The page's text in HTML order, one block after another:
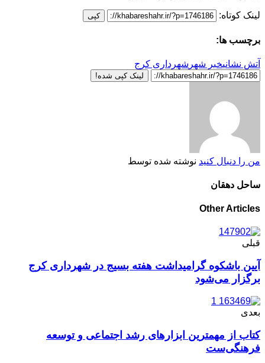
لینک کوتاه: کپی
برچسب ها:
آتش نشانیخبر شهر شهرداری کرج
لینک کپی شده!
من را دنبال کنید نوشته شده توسط
ساحل دهقان
Other Articles
قبلی
آیین باشکوه گرامیداشت هفته بسیج در شهرداری کرج
برگزار می‌شود
بعدی
کتاب از مهمترین ابزارهای رشد اجتماعی و توسعه
فرهنگی‌ست